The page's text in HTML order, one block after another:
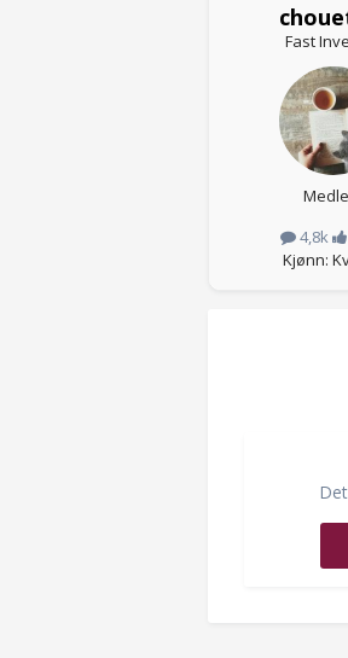
Fast
4,8k
Kjønn: